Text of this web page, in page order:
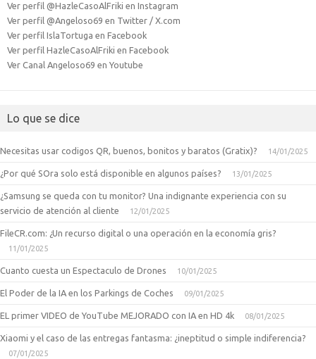
Ver perfil @HazleCasoAlFriki en Instagram
Ver perfil @Angeloso69 en Twitter / X.com
Ver perfil IslaTortuga en Facebook
Ver perfil HazleCasoAlFriki en Facebook
Ver Canal Angeloso69 en Youtube
Lo que se dice
Necesitas usar codigos QR, buenos, bonitos y baratos (Gratix)? 14/01/2025
¿Por qué SOra solo está disponible en algunos países? 13/01/2025
¿Samsung se queda con tu monitor? Una indignante experiencia con su
servicio de atención al cliente
12/01/2025
FileCR.com: ¿Un recurso digital o una operación en la economía gris?
11/01/2025
Cuanto cuesta un Espectaculo de Drones 10/01/2025
El Poder de la IA en los Parkings de Coches 09/01/2025
EL primer VIDEO de YouTube MEJORADO con IA en HD 4k 08/01/2025
Xiaomi y el caso de las entregas fantasma: ¿ineptitud o simple indiferencia?
07/01/2025